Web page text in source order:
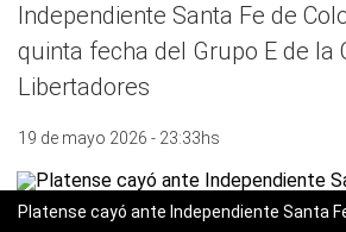
Independiente Santa Fe de
quinta fecha del Grupo E de la
Libertadores
19 de mayo 2026 - 23:33hs
Platense cayó ante Independiente Santa